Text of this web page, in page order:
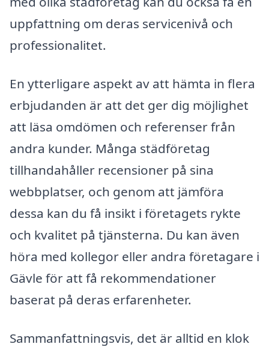
uppfattning om deras servicenivå och
professionalitet.
En ytterligare aspekt av att hämta in flera
erbjudanden är att det ger dig möjlighet
att läsa omdömen och referenser från
andra kunder. Många städföretag
tillhandahåller recensioner på sina
webbplatser, och genom att jämföra
dessa kan du få insikt i företagets rykte
och kvalitet på tjänsterna. Du kan även
höra med kollegor eller andra företagare i
Gävle för att få rekommendationer
baserat på deras erfarenheter.
Sammanfattningsvis, det är alltid en klok